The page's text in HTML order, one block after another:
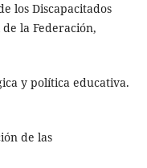
los Discapacitados
la Federación,
y política educativa.
de las